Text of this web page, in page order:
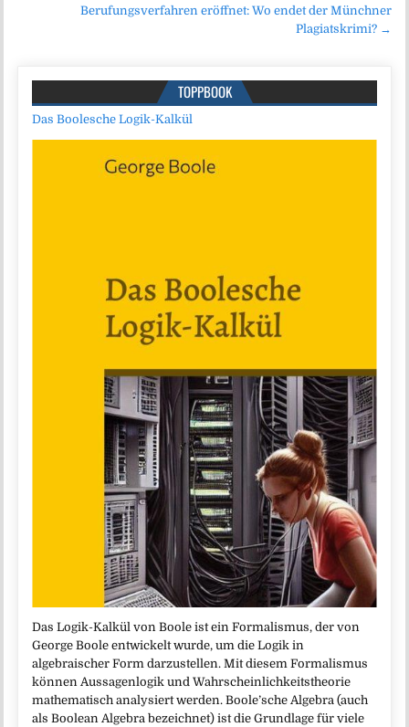
Berufungsverfahren eröffnet: Wo endet der Münchner
Plagiatskrimi? →
TOPPBOOK
Das Boolesche Logik-Kalkül
Das Logik-Kalkül von Boole ist ein Formalismus, der von
George Boole entwickelt wurde, um die Logik in
algebraischer Form darzustellen. Mit diesem Formalismus
können Aussagenlogik und Wahrscheinlichkeitstheorie
mathematisch analysiert werden. Boole’sche Algebra (auch
als Boolean Algebra bezeichnet) ist die Grundlage für viele